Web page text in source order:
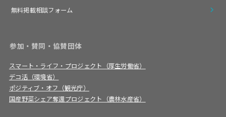
無料掲載相談フォーム
参加・賛同・協賛団体
スマート・ライフ・プロジェクト（厚生労働省）
デコ活（環境省）
ポジティブ・オフ（観光庁）
国産野菜シェア奪還プロジェクト（農林水産省）